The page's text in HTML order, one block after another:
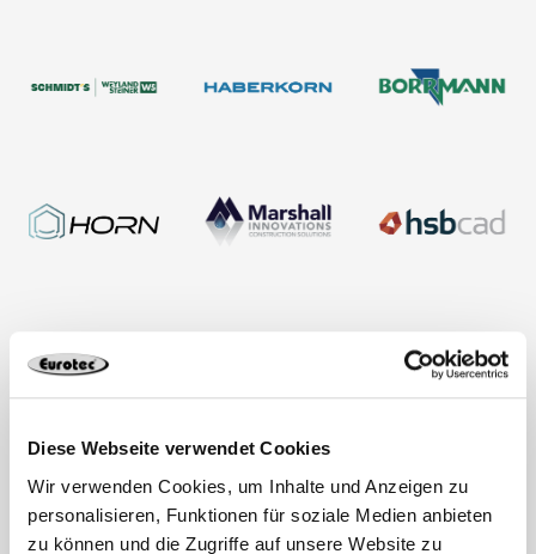
Diese Webseite verwendet Cookies
Wir verwenden Cookies, um Inhalte und Anzeigen zu
personalisieren, Funktionen für soziale Medien anbieten
zu können und die Zugriffe auf unsere Website zu